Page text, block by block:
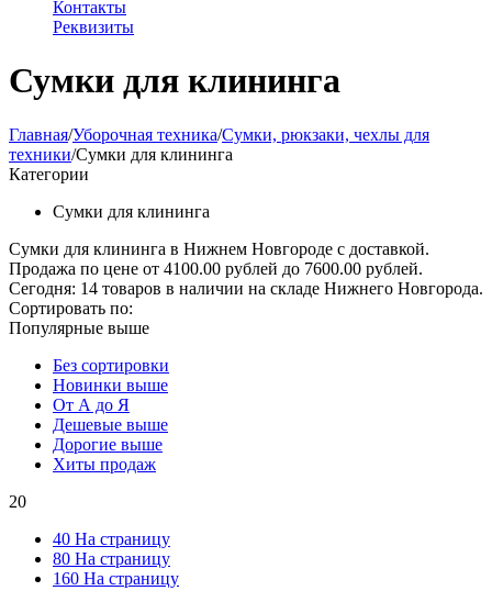
Контакты
Реквизиты
Сумки для клининга
Главная/Уборочная техника/Сумки, рюкзаки, чехлы для
техники/Сумки для клининга
Категории
Сумки для клининга
Сумки для клининга в Нижнем Новгороде с доставкой.
Продажа по цене от 4100.00 рублей до 7600.00 рублей.
Сегодня: 14 товаров в наличии на складе Нижнего Новгорода.
Сортировать по:
Популярные выше
Без сортировки
Новинки выше
От А до Я
Дешевые выше
Дорогие выше
Хиты продаж
20
40 На страницу
80 На страницу
160 На страницу